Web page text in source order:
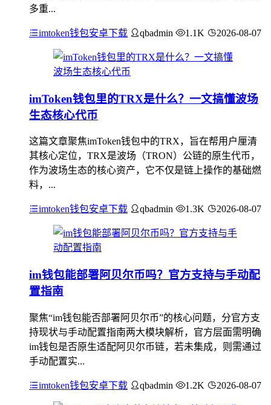
多重...
imtoken钱包安卓下载 qbadmin 1.1K 2026-08-07
imToken钱包里的TRX是什么？一文搞懂波场
生态核心代币
这篇文章聚焦imToken钱包中的TRX，旨在帮用户厘清
其核心定位，TRX是波场（TRON）公链的原生代币，
作为波场生态的核心资产，它不仅是链上操作的基础燃
料，...
imtoken钱包安卓下载 qbadmin 1.3K 2026-08-07
im钱包能部署阿贝尔币吗？官方支持与手动配
置指南
聚焦“im钱包能否部署阿贝尔币”的核心问题，分官方支
持现状与手动配置指南两大模块解析，官方层面需明确
im钱包是否原生适配阿贝尔币链，若未集成，则需通过
手动配置实...
imtoken钱包安卓下载 qbadmin 1.2K 2026-08-07